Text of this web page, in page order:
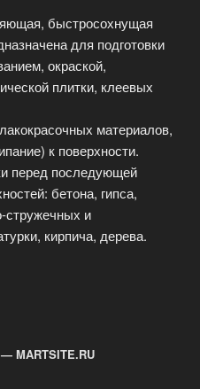
быстросохнущая
для подготовки
окраской,
плитки, клеевых
материалов,
к поверхности.
перед последующей
бетона, гипса,
стружечных и
кирпича, дерева.